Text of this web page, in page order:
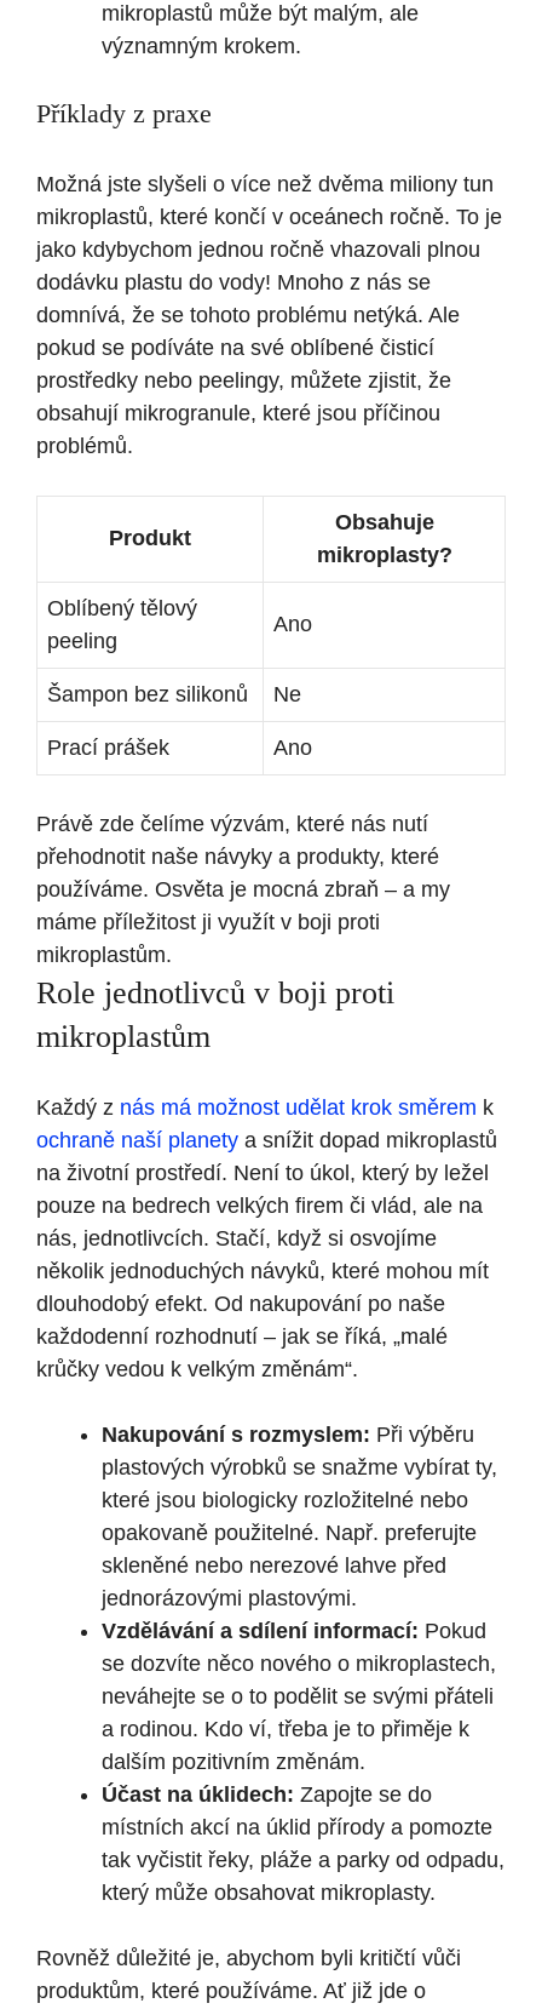
mikroplastů může být malým, ale
významným krokem.
Příklady z praxe
Možná jste slyšeli o více než dvěma miliony tun
mikroplastů, které končí v oceánech ročně. To je
jako kdybychom jednou ročně vhazovali plnou
dodávku plastu do vody! Mnoho z nás se
domnívá, že se tohoto problému netýká. Ale
pokud se podíváte na své oblíbené čisticí
prostředky nebo peelingy, můžete zjistit, že
obsahují mikrogranule, které jsou příčinou
problémů.
Produkt
Obsahuje
mikroplasty?
Oblíbený tělový
peeling
Ano
Šampon bez silikonů Ne
Prací prášek Ano
Právě zde čelíme výzvám, které nás nutí
přehodnotit naše návyky a produkty, které
používáme. Osvěta je mocná zbraň – a my
máme příležitost ji využít v boji proti
mikroplastům.
Role jednotlivců v boji proti
mikroplastům
Každý z nás má možnost udělat krok směrem k
ochraně naší planety a snížit dopad mikroplastů
na životní prostředí. Není to úkol, který by ležel
pouze na bedrech velkých firem či vlád, ale na
nás, jednotlivcích. Stačí, když si osvojíme
několik jednoduchých návyků, které mohou mít
dlouhodobý efekt. Od nakupování po naše
každodenní rozhodnutí – jak se říká, „malé
krůčky vedou k velkým změnám“.
Nakupování s rozmyslem: Při výběru
plastových výrobků se snažme vybírat ty,
které jsou biologicky rozložitelné nebo
opakovaně použitelné. Např. preferujte
skleněné nebo nerezové lahve před
jednorázovými plastovými.
Vzdělávání a sdílení informací: Pokud
se dozvíte něco nového o mikroplastech,
neváhejte se o to podělit se svými přáteli
a rodinou. Kdo ví, třeba je to přiměje k
dalším pozitivním změnám.
Účast na úklidech: Zapojte se do
místních akcí na úklid přírody a pomozte
tak vyčistit řeky, pláže a parky od odpadu,
který může obsahovat mikroplasty.
Rovněž důležité je, abychom byli kritičtí vůči
produktům, které používáme. Ať již jde o